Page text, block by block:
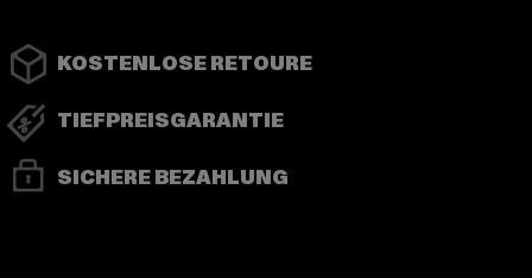
KOSTENLOSE RETOURE
TIEFPREISGARANTIE
SICHERE BEZAHLUNG